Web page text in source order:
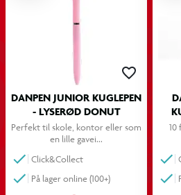
Let og nem at bruge
DANPEN JUNIOR KUGLEPEN
- LYSERØD DONUT
Perfekt til skole, kontor eller som
en lille gavei...
Click&Collect
På lager online (100+)
10